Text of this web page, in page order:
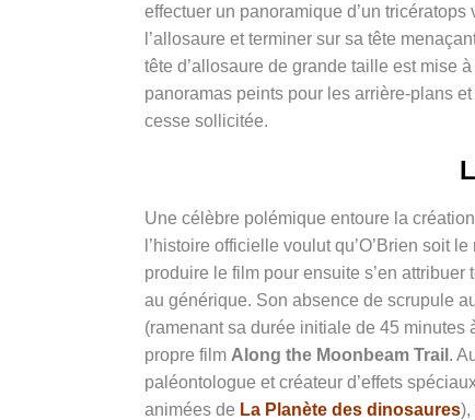
effectuer un panoramique d’un
l’allosaure et terminer sur sa tête
tête d’allosaure de grande taille est mise
panoramas peints pour les arrière-plans
cesse sollicitée.
Une célèbre polémique entoure la
l’histoire officielle voulut qu’O’Brien soit
produire le film pour ensuite s’en
au générique. Son absence de scrupule
(ramenant sa durée initiale de 45
propre film Along the Moonbeam Trail .
paléontologue et créateur d’effets
animées de La Planète des dinosaures),